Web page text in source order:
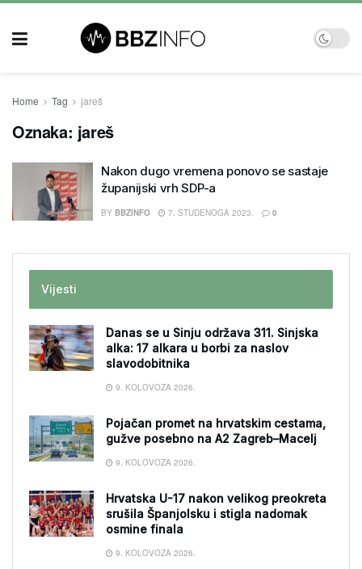
Home Tag jareš
Oznaka: jareš
Nakon dugo vremena ponovo se sastaje
županijski vrh SDP-a
BY BBZINFO 7. STUDENOGA 2023. 0
Vijesti
Danas se u Sinju održava 311. Sinjska
alka: 17 alkara u borbi za naslov
slavodobitnika
9. KOLOVOZA 2026.
Pojačan promet na hrvatskim cestama,
gužve posebno na A2 Zagreb–Macelj
9. KOLOVOZA 2026.
Hrvatska U-17 nakon velikog preokreta
srušila Španjolsku i stigla nadomak
osmine finala
9. KOLOVOZA 2026.